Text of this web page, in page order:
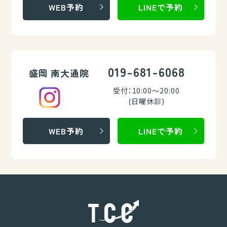
WEB予約 LINEで予約
盛岡 南大通院 019-681-6068
受付：10:00～20:00
(日曜休診)
WEB予約 LINEで予約